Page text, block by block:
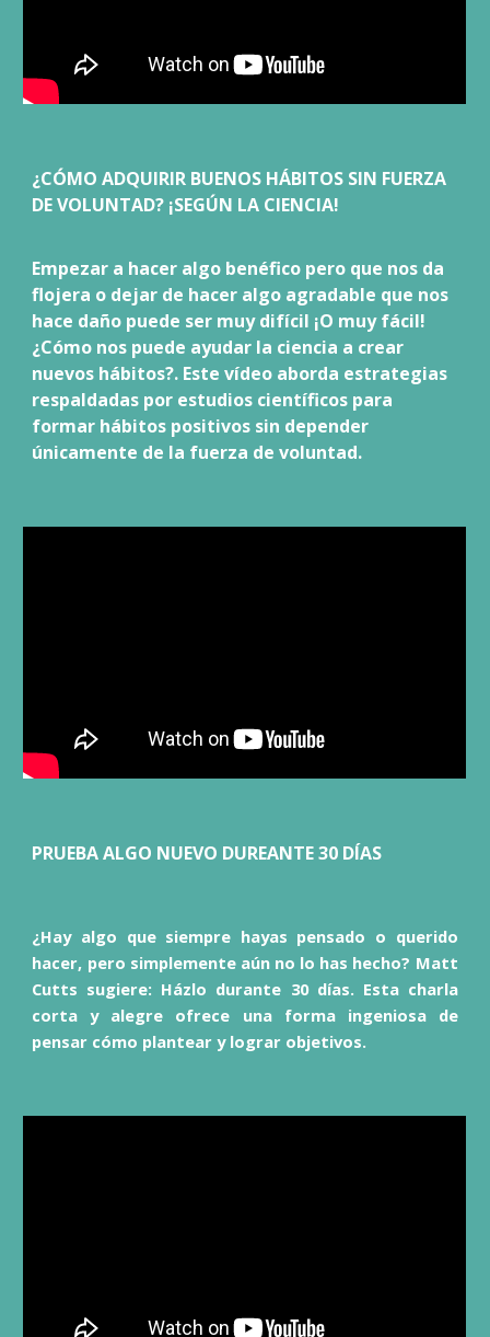
¿CÓMO ADQUIRIR BUENOS HÁBITOS SIN FUERZA
DE VOLUNTAD? ¡SEGÚN LA CIENCIA!
Empezar a hacer algo benéfico pero que nos da
flojera o dejar de hacer algo agradable que nos
hace daño puede ser muy difícil ¡O muy fácil!
¿Cómo nos puede ayudar la ciencia a crear
nuevos hábitos?. Este vídeo aborda estrategias
respaldadas por estudios científicos para
formar hábitos positivos sin depender
únicamente de la fuerza de voluntad.
PRUEBA ALGO NUEVO DUREANTE 30 DÍAS
¿Hay algo que siempre hayas pensado o querido
hacer, pero simplemente aún no lo has hecho? Matt
Cutts sugiere: Házlo durante 30 días. Esta charla
corta y alegre ofrece una forma ingeniosa de
pensar cómo plantear y lograr objetivos.